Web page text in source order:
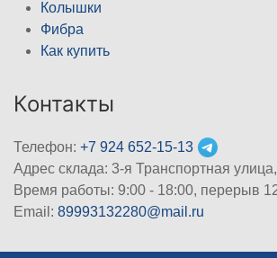
Колышки
Фибра
Как купить
Контакты
Телефон: +7 924 652-15-13
Адрес склада: 3-я Транспортная
Время работы: 9:00 - 18:00, перерыв
Email: 89993132280@mail.ru